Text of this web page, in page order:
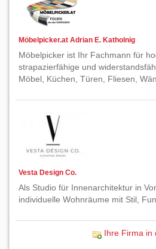
Möbelpicker.at Adrian E. Katholnig
Möbelpicker ist Ihr Fachmann für
strapazierfähige und
Möbel, Küchen, Türen, Fliesen,
Vesta Design Co.
Als Studio für Innenarchitektur in
individuelle Wohnräume mit Stil,
Ihre Firma in